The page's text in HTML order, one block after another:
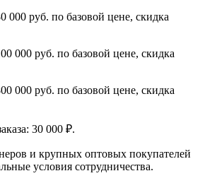
000 руб. по базовой цене, скидка
000 руб. по базовой цене, скидка
000 руб. по базовой цене, скидка
30 000 ₽.
и крупных оптовых покупателей
условия сотрудничества.